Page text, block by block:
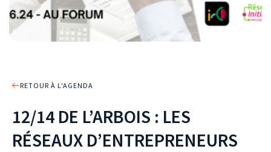
RETOUR À L'AGENDA
12/14 DE L’ARBOIS : LES
RÉSEAUX D’ENTREPRENEURS